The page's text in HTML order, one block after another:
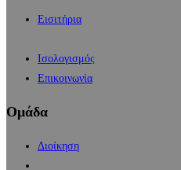
Εισιτήρια
Ισολογισμός
Επικοινωνία
Ομάδα
Διοίκηση